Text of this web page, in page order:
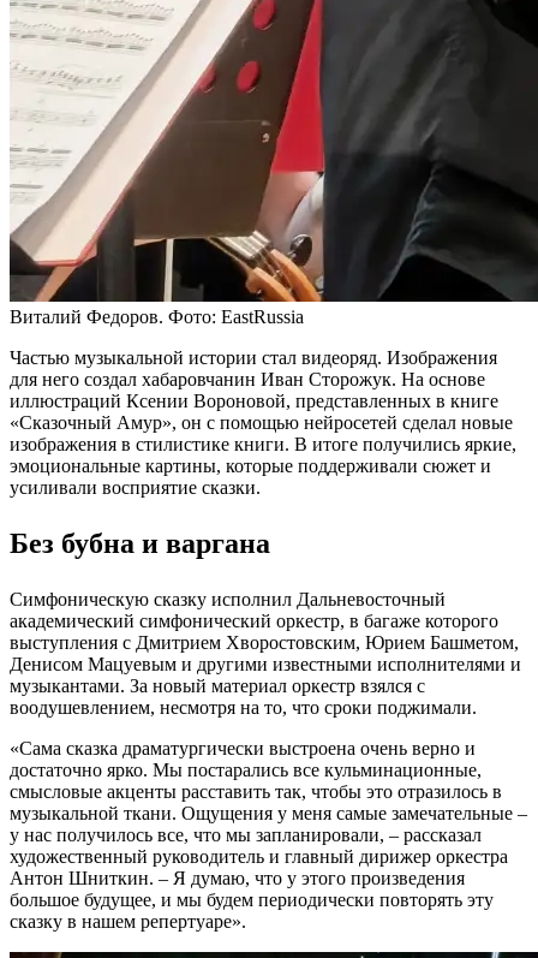
Виталий Федоров. Фото: EastRussia
Частью музыкальной истории стал видеоряд. Изображения
для него создал хабаровчанин Иван Сторожук. На основе
иллюстраций Ксении Вороновой, представленных в книге
«Сказочный Амур», он с помощью нейросетей сделал новые
изображения в стилистике книги. В итоге получились яркие,
эмоциональные картины, которые поддерживали сюжет и
усиливали восприятие сказки.
Без бубна и варгана
Симфоническую сказку исполнил Дальневосточный
академический симфонический оркестр, в багаже которого
выступления с Дмитрием Хворостовским, Юрием Башметом,
Денисом Мацуевым и другими известными исполнителями и
музыкантами. За новый материал оркестр взялся с
воодушевлением, несмотря на то, что сроки поджимали.
«Сама сказка драматургически выстроена очень верно и
достаточно ярко. Мы постарались все кульминационные,
смысловые акценты расставить так, чтобы это отразилось в
музыкальной ткани. Ощущения у меня самые замечательные –
у нас получилось все, что мы запланировали, – рассказал
художественный руководитель и главный дирижер оркестра
Антон Шниткин. – Я думаю, что у этого произведения
большое будущее, и мы будем периодически повторять эту
сказку в нашем репертуаре».